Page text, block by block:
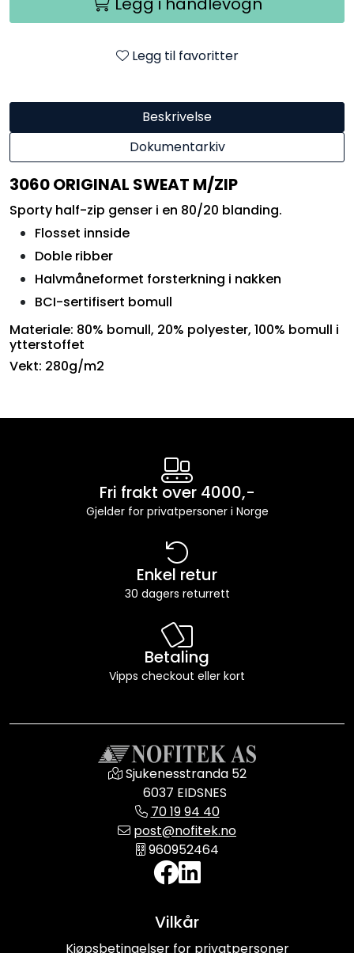
Legg til favoritter
Beskrivelse
Dokumentarkiv
3060 ORIGINAL SWEAT M/ZIP
Sporty half-zip genser i en 80/20 blanding.
Flosset innside
Doble ribber
Halvmåneformet forsterkning i nakken
BCI-sertifisert bomull
Materiale: 80% bomull, 20% polyester, 100% bomull i
ytterstoffet
Vekt: 280g/m2
Fri frakt over 4000,-
Gjelder for privatpersoner i Norge
Enkel retur
30 dagers returrett
Betaling
Vipps checkout eller kort
Sjukenesstranda 52
6037 EIDSNES
70 19 94 40
post@nofitek.no
960952464
Vilkår
Kjøpsbetingelser for privatpersoner